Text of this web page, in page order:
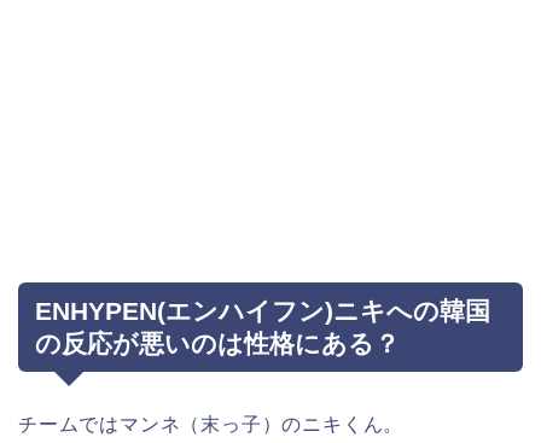
ENHYPEN(エンハイフン)ニキへの韓国
の反応が悪いのは性格にある？
チームではマンネ（末っ子）のニキくん。